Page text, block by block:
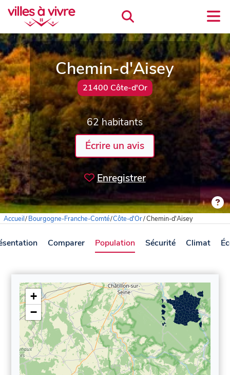
Chemin-d'Aisey
21400 Côte-d'Or
62 habitants
Écrire un avis
Enregistrer
Accueil/Bourgogne-Franche-Comté/Côte-d'Or/Chemin-d'Aisey
Comparer Population Sécurité Climat
+
−